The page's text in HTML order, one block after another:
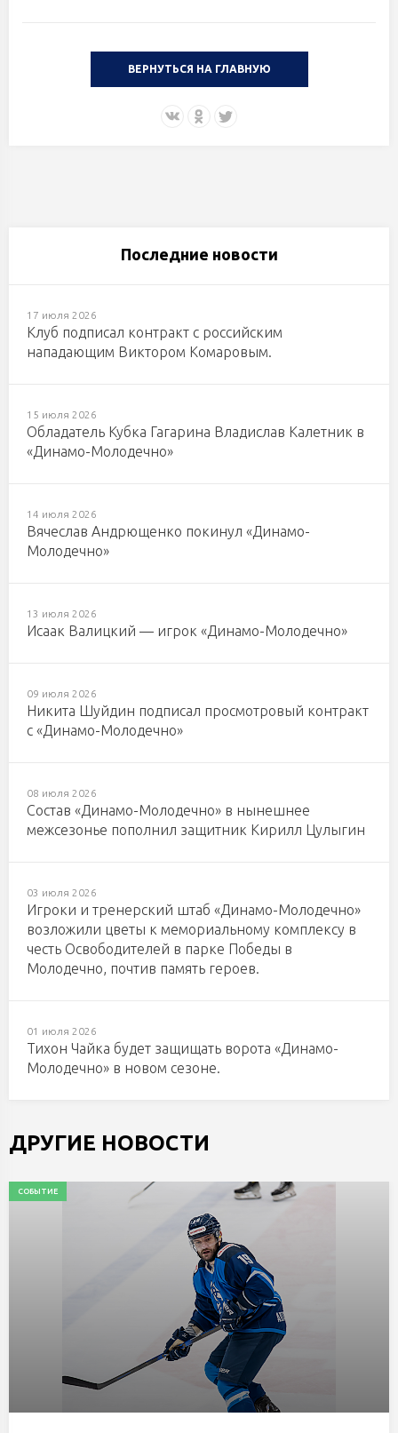
ВЕРНУТЬСЯ НА ГЛАВНУЮ
Последние новости
17 июля 2026
Клуб подписал контракт с российским
нападающим Виктором Комаровым.
15 июля 2026
Обладатель Кубка Гагарина Владислав Калетник в
«Динамо-Молодечно»
14 июля 2026
Вячеслав Андрющенко покинул «Динамо-
Молодечно»
13 июля 2026
Исаак Валицкий — игрок «Динамо-Молодечно»
09 июля 2026
Никита Шуйдин подписал просмотровый контракт
с «Динамо-Молодечно»
08 июля 2026
Состав «Динамо-Молодечно» в нынешнее
межсезонье пополнил защитник Кирилл Цулыгин
03 июля 2026
Игроки и тренерский штаб «Динамо-Молодечно»
возложили цветы к мемориальному комплексу в
честь Освободителей в парке Победы в
Молодечно, почтив память героев.
01 июля 2026
Тихон Чайка будет защищать ворота «Динамо-
Молодечно» в новом сезоне.
ДРУГИЕ НОВОСТИ
СОБЫТИЕ